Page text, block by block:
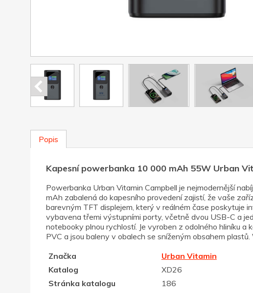
Popis
Kapesní powerbanka 10 000 mAh 55W Urban
Powerbanka Urban Vitamin Campbell je nejmodernější
mAh zabalená do kapesního provedení zajistí, že vaše
barevným TFT displejem, který v reálném čase poskytuje
vybavena třemi výstupními porty, včetně dvou USB-C a
notebooky plnou rychlostí. Je vyroben z odolného hliníku
PVC a jsou baleny v obalech se sníženým obsahem
Značka
Urban Vitamin
Katalog
XD26
Stránka katalogu
186